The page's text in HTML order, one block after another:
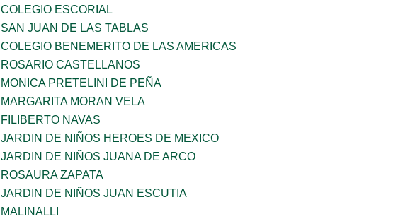
COLEGIO ESCORIAL
SAN JUAN DE LAS TABLAS
COLEGIO BENEMERITO DE LAS AMERICAS
ROSARIO CASTELLANOS
MONICA PRETELINI DE PEÑA
MARGARITA MORAN VELA
FILIBERTO NAVAS
JARDIN DE NIÑOS HEROES DE MEXICO
JARDIN DE NIÑOS JUANA DE ARCO
ROSAURA ZAPATA
JARDIN DE NIÑOS JUAN ESCUTIA
MALINALLI